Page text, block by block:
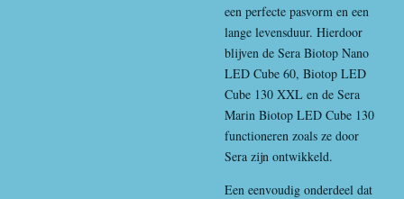
een perfecte pasvorm en een
lange levensduur. Hierdoor
blijven de Sera Biotop Nano
LED Cube 60, Biotop LED
Cube 130 XXL en de Sera
Marin Biotop LED Cube 130
functioneren zoals ze door
Sera zijn ontwikkeld.
Een eenvoudig onderdeel dat